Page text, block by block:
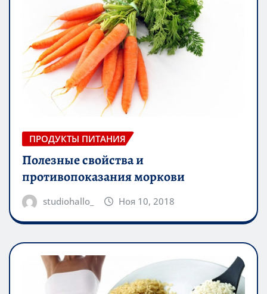
ПРОДУКТЫ ПИТАНИЯ
Полезные свойства и
противопоказания моркови
studiohallo_ Ноя 10, 2018